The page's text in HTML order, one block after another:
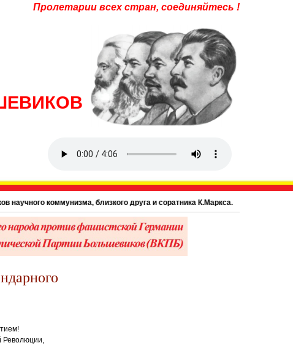
Пролетарии всех стран, соединяйтесь !
коммунизма, близкого друга и соратника К.Маркса.
Революции,